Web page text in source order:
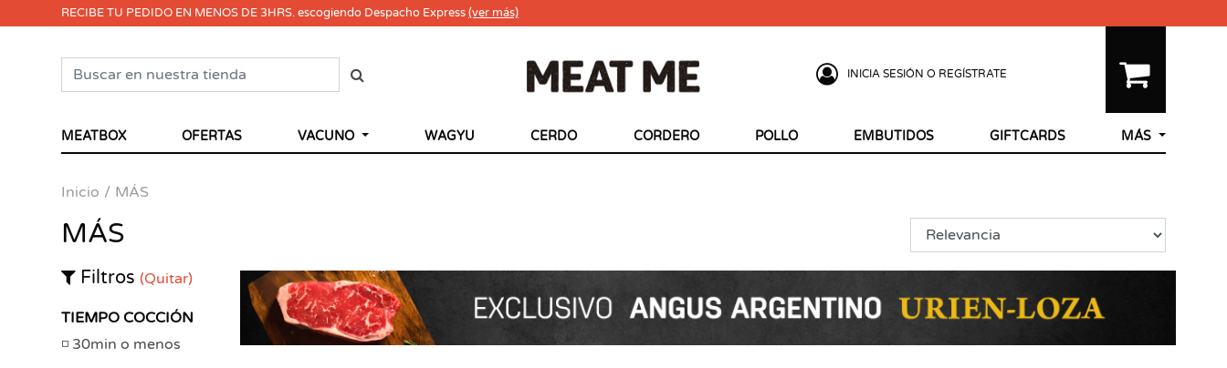
RECIBE TU PEDIDO EN MENOS DE 3HRS. escogiendo Despacho Express(ver más)
INICIA SESIÓN O REGÍSTRATE
MEATBOX OFERTAS VACUNO WAGYU CERDO CORDERO POLLO EMBUTIDOS GIFTCARDS MÁS
Inicio MÁS
MÁS
Filtros (Quitar)
TIEMPO COCCIÓN
30min o menos